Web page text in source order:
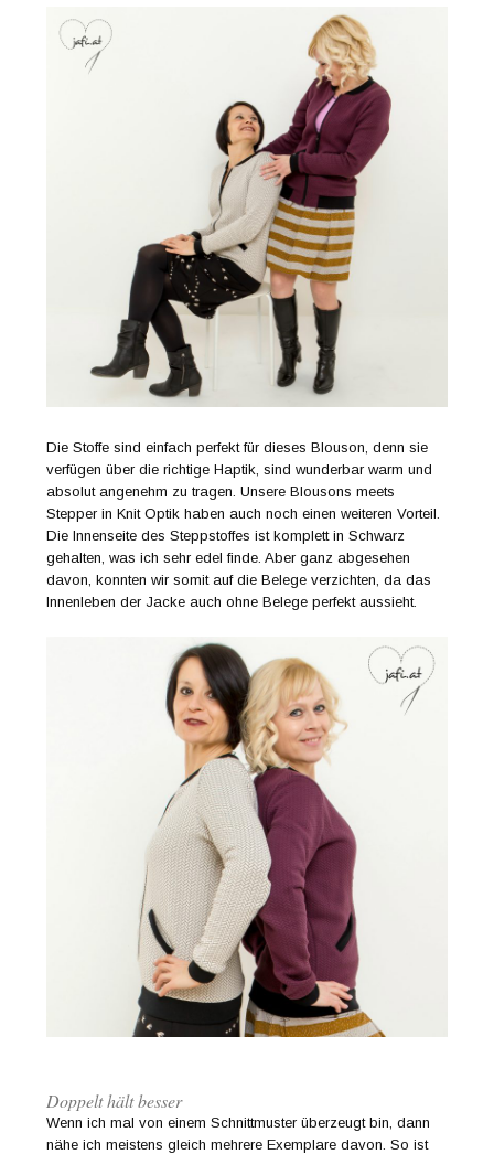
Die Stoffe sind einfach perfekt für dieses Blouson, denn sie
verfügen über die richtige Haptik, sind wunderbar warm und
absolut angenehm zu tragen. Unsere Blousons meets
Stepper in Knit Optik haben auch noch einen weiteren Vorteil.
Die Innenseite des Steppstoffes ist komplett in Schwarz
gehalten, was ich sehr edel finde. Aber ganz abgesehen
davon, konnten wir somit auf die Belege verzichten, da das
Innenleben der Jacke auch ohne Belege perfekt aussieht.
Doppelt hält besser
Wenn ich mal von einem Schnittmuster überzeugt bin, dann
nähe ich meistens gleich mehrere Exemplare davon. So ist